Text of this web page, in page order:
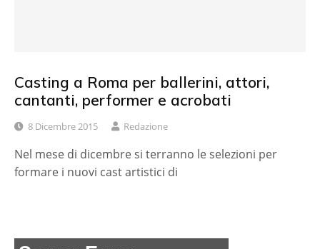
Casting a Roma per ballerini, attori,
cantanti, performer e acrobati
8 Dicembre 2015 Redazione
Nel mese di dicembre si terranno le selezioni per
formare i nuovi cast artistici di